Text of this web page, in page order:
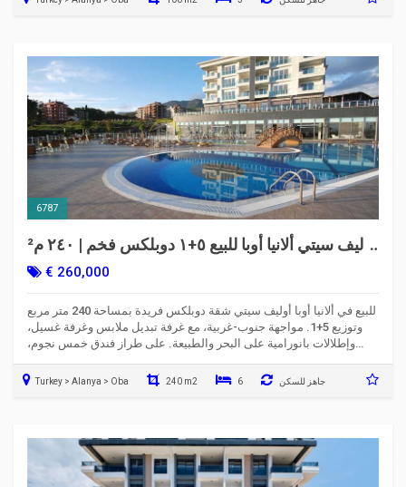
6787
أوليف سيتي ألانيا أوبا للبيع ٥+١ دوبلكس فخم | ٢٤٠ م²
إطلالة على البحر
€ 260,000
للبيع في ألانيا أوبا أوليف سيتي شقة دوبلكس فريدة بمساحة 240 متر مربع
وتوزيع 5+1. مواجهة جنوب-غربية، مع غرفة تبديل ملابس وغرفة غسيل،
وإطلالات بانورامية على البحر والطبيعة. على طراز فندق خمس نجوم،
Turkey > Alanya > Oba 240 m2 6 جاهز للسكن